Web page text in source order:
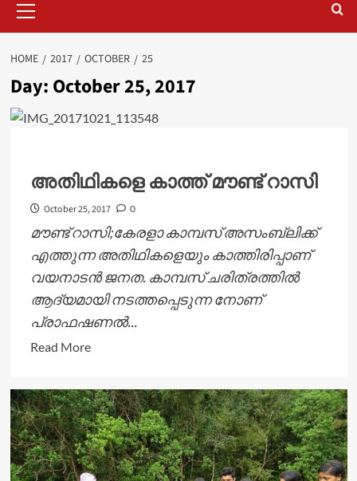
Menu
HOME 2017 OCTOBER 25
Day: October 25, 2017
അതിഥികളെ കാത്ത് മൗണ്ട് റാസി
October 25, 2017 0
മൗണ്ട് റാസി;കേരളാ കാമ്പസ് അസംബ്ലിക്ക്
എത്തുന്ന അതിഥികളെയും കാത്തിരിപ്പാണ്
വയനാടൻ ജനത. കാമ്പസ് ചരിത്രത്തിൽ
ആദ്യമായി നടത്തപ്പെടുന്ന നോണ്
പ്രാഫഷണൽ...
Read MoreRead
അതിഥികളെ
കാത്ത്
മൗണ്ട്
റാസി